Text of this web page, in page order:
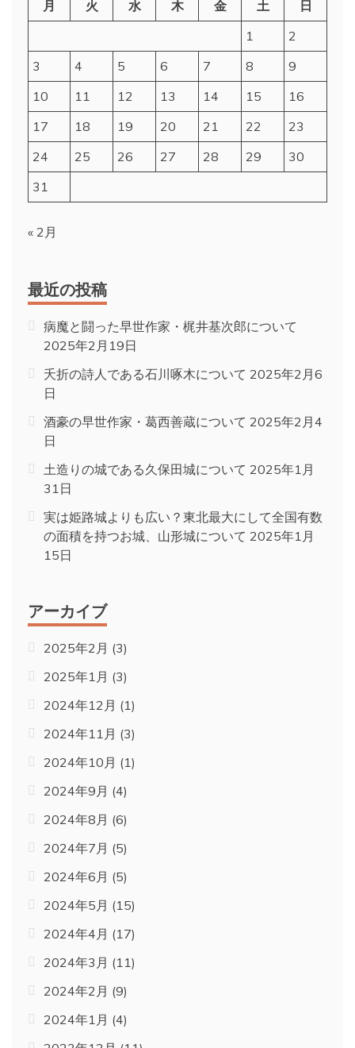
月
火 水 木 金 土
日
1
2
3
4 5 6 7 8
9
10
11 12 13 14 15
16
17
18 19 20 21 22
23
24
25 26 27 28 29
30
31
« 2月
最近の投稿
病魔と闘った早世作家・梶井基次郎について
2025年2月19日
夭折の詩人である石川啄木について 2025年2月6
日
酒豪の早世作家・葛西善蔵について 2025年2月4
日
土造りの城である久保田城について 2025年1月
31日
実は姫路城よりも広い？東北最大にして全国有数
の面積を持つお城、山形城について 2025年1月
15日
アーカイブ
2025年2月 (3)
2025年1月 (3)
2024年12月 (1)
2024年11月 (3)
2024年10月 (1)
2024年9月 (4)
2024年8月 (6)
2024年7月 (5)
2024年6月 (5)
2024年5月 (15)
2024年4月 (17)
2024年3月 (11)
2024年2月 (9)
2024年1月 (4)